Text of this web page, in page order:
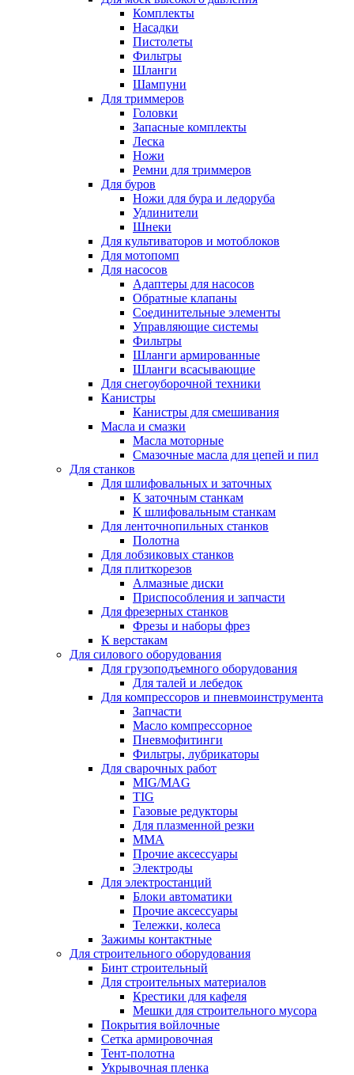
Комплекты
Насадки
Пистолеты
Фильтры
Шланги
Шампуни
Для триммеров
Головки
Запасные комплекты
Леска
Ножи
Ремни для триммеров
Для буров
Ножи для бура и ледоруба
Удлинители
Шнеки
Для культиваторов и мотоблоков
Для мотопомп
Для насосов
Адаптеры для насосов
Обратные клапаны
Соединительные элементы
Управляющие системы
Фильтры
Шланги армированные
Шланги всасывающие
Для снегоуборочной техники
Канистры
Канистры для смешивания
Масла и смазки
Масла моторные
Смазочные масла для цепей и пил
Для станков
Для шлифовальных и заточных
К заточным станкам
К шлифовальным станкам
Для ленточнопильных станков
Полотна
Для лобзиковых станков
Для плиткорезов
Алмазные диски
Приспособления и запчасти
Для фрезерных станков
Фрезы и наборы фрез
К верстакам
Для силового оборудования
Для грузоподъемного оборудования
Для талей и лебедок
Для компрессоров и пневмоинструмента
Запчасти
Масло компрессорное
Пневмофитинги
Фильтры, лубрикаторы
Для сварочных работ
MIG/MAG
TIG
Газовые редукторы
Для плазменной резки
ММА
Прочие аксессуары
Электроды
Для электростанций
Блоки автоматики
Прочие аксессуары
Тележки, колеса
Зажимы контактные
Для строительного оборудования
Бинт строительный
Для строительных материалов
Крестики для кафеля
Мешки для строительного мусора
Покрытия войлочные
Сетка армировочная
Тент-полотна
Укрывочная пленка